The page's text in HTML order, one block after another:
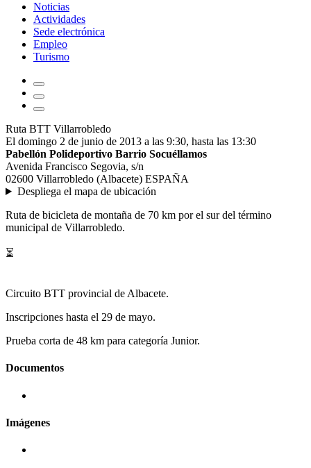
Noticias
Actividades
Sede electrónica
Empleo
Turismo
Ruta BTT Villarrobledo
El domingo 2 de junio de 2013 a las 9:30, hasta las 13:30
Pabellón Polideportivo Barrio Socuéllamos
Avenida Francisco Segovia, s/n
02600 Villarrobledo (Albacete) ESPAÑA
Despliega el mapa de ubicación
Ruta de bicicleta de montaña de 70 km por el sur del término
municipal de Villarrobledo.
⏳
Circuito BTT provincial de Albacete.
Inscripciones hasta el 29 de mayo.
Prueba corta de 48 km para categoría Junior.
Documentos
Imágenes